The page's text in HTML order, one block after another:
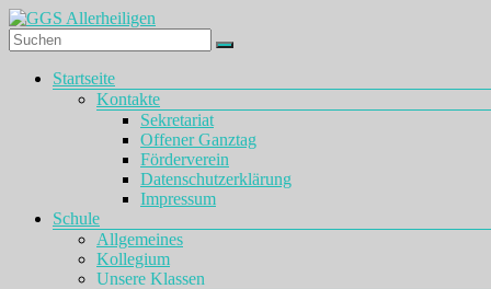
Zum
Inhalt
springen
GGS
Allerheiligen
Menü
Startseite
Kontakte
Sekretariat
Offener Ganztag
Förderverein
Datenschutzerklärung
Impressum
Schule
Allgemeines
Kollegium
Unsere Klassen